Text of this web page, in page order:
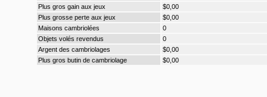
Plus gros gain aux jeux
$0,00
Plus grosse perte aux jeux
$0,00
Maisons cambriolées
0
Objets volés revendus
0
Argent des cambriolages
$0,00
Plus gros butin de cambriolage
$0,00